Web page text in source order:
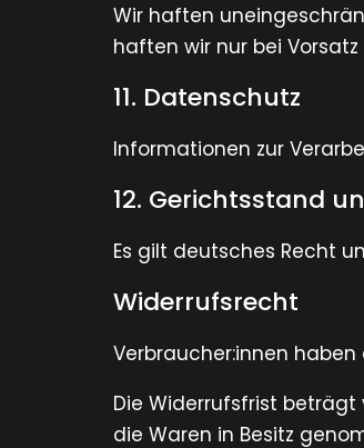
Wir haften
haften wir nur bei
11. Datenschutz
Informationen zur
12. Gerichtsstand
Es gilt deutsches Recht
Widerrufsrecht
Verbraucher:innen
Die Widerrufsfrist
die Waren in Besitz